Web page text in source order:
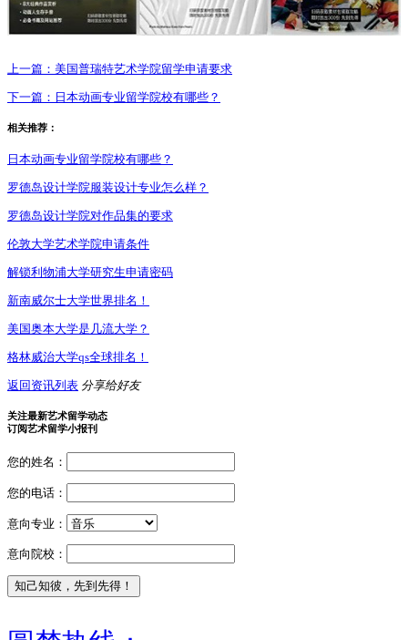
上一篇： 美国普瑞特艺术学院留学申请要求
下一篇： 日本动画专业留学院校有哪些？
相关推荐：
日本动画专业留学院校有哪些？
罗德岛设计学院服装设计专业怎么样？
罗德岛设计学院对作品集的要求
伦敦大学艺术学院申请条件
解锁利物浦大学研究生申请密码
新南威尔士大学世界排名！
美国奥本大学是几流大学？
格林威治大学qs全球排名！
返回资讯列表 分享给好友
关注最新艺术留学动态
订阅艺术留学小报刊
您的姓名：
您的电话：
意向专业：
意向院校：